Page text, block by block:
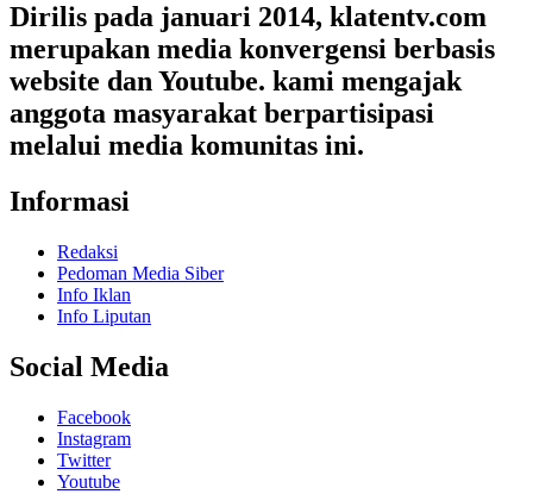
Dirilis pada januari 2014, klatentv.com
merupakan media konvergensi berbasis
website dan Youtube. kami mengajak
anggota masyarakat berpartisipasi
melalui media komunitas ini.
Informasi
Redaksi
Pedoman Media Siber
Info Iklan
Info Liputan
Social Media
Facebook
Instagram
Twitter
Youtube